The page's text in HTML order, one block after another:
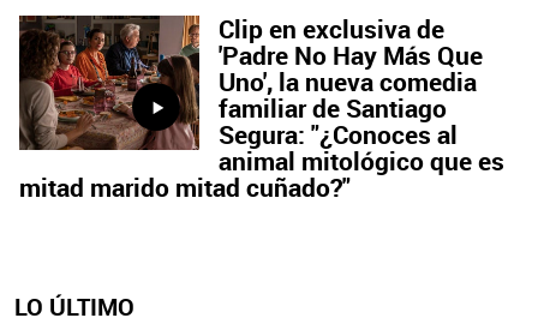
Clip en exclusiva de
'Padre No Hay Más Que
Uno', la nueva comedia
familiar de Santiago
Segura: "¿Conoces al
animal mitológico que es
mitad marido mitad cuñado?"
LO ÚLTIMO